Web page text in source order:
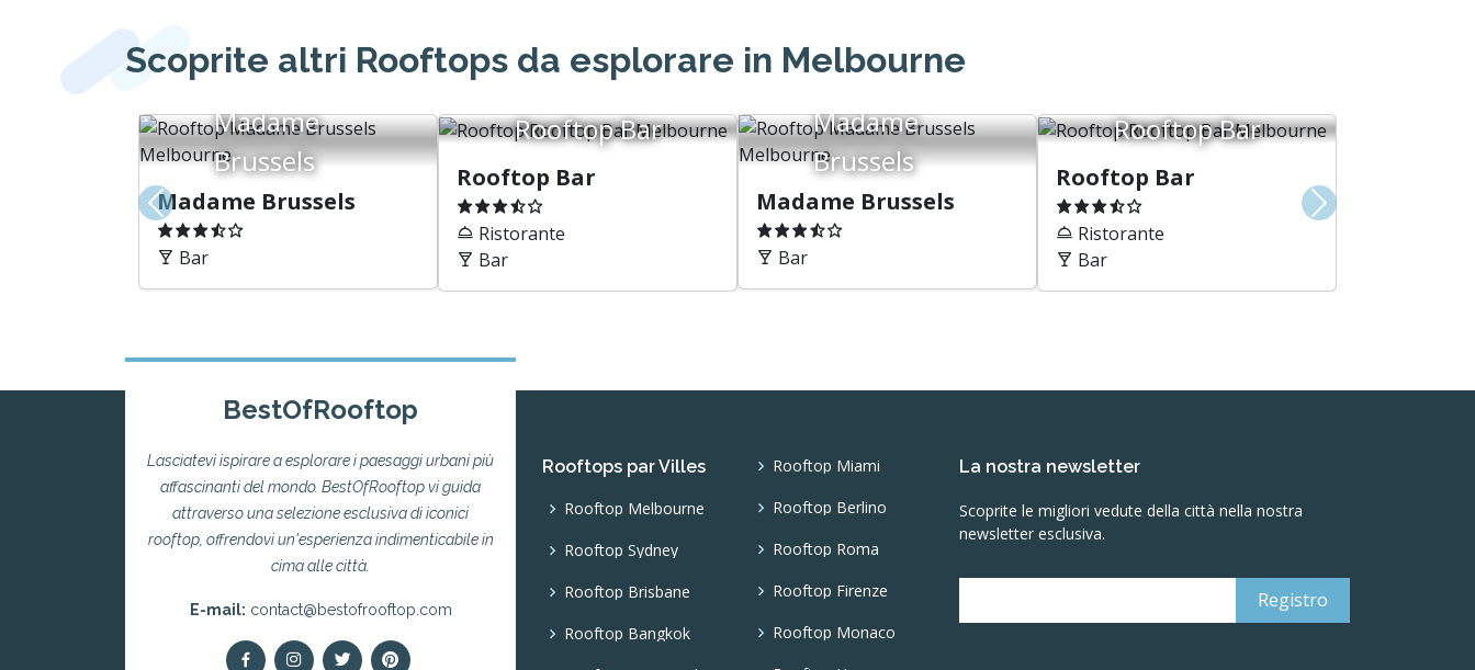
Non ci sono ancora recensioni, sii il primo!
Accesso
Email
Accedi
Password dimenticata
Nuovo account
Password
minimo 8 caratteri, 1 maiuscolo e 1 carattere speciale
Dichiaro di aver letto e compreso le